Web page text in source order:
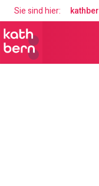
Sie sind hier: